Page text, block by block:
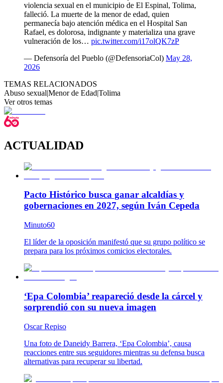
violencia sexual en el municipio de El Espinal, Tolima,
falleció. La muerte de la menor de edad, quien
permanecía bajo atención médica en el Hospital San
Rafael, es dolorosa, indignante y materializa una grave
vulneración de los… pic.twitter.com/i17olQK7zP
— Defensoría del Pueblo (@DefensoriaCol) May 28,
2026
TEMAS RELACIONADOS
Abuso sexual|Menor de Edad|Tolima
Ver otros temas
ACTUALIDAD
Pacto Histórico busca ganar alcaldías y
gobernaciones en 2027, según Iván Cepeda
Minuto60
El líder de la oposición manifestó que su grupo político se
prepara para los próximos comicios electorales.
‘Epa Colombia’ reapareció desde la cárcel y
sorprendió con su nueva imagen
Oscar Repiso
Una foto de Daneidy Barrera, ‘Epa Colombia’, causa
reacciones entre sus seguidores mientras su defensa busca
alternativas para recuperar su libertad.